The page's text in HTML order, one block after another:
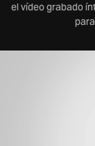
el vídeo grabado